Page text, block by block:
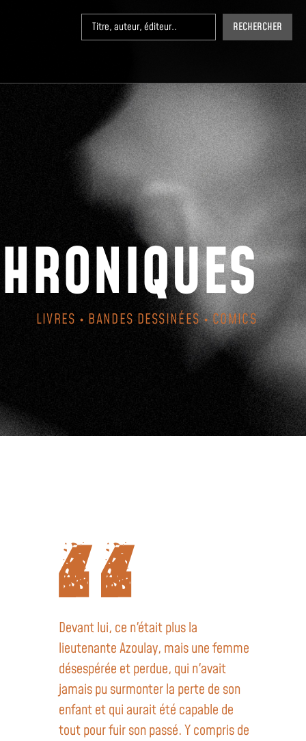
RECHERCHER
LIVRES • BANDES DESSINÉES • COMICS
Devant lui, ce n'était plus la
lieutenante Azoulay, mais une femme
désespérée et perdue, qui n'avait
jamais pu surmonter la perte de son
enfant et qui aurait été capable de
tout pour fuir son passé. Y compris de